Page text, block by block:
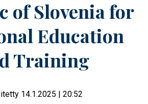
of Slovenia for
Education
Training
14.1.2025 | 20:52